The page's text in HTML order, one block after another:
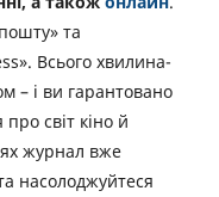
та
Всього хвилина-
– і ви гарантовано
світ кіно й
журнал вже
насолоджуйтеся